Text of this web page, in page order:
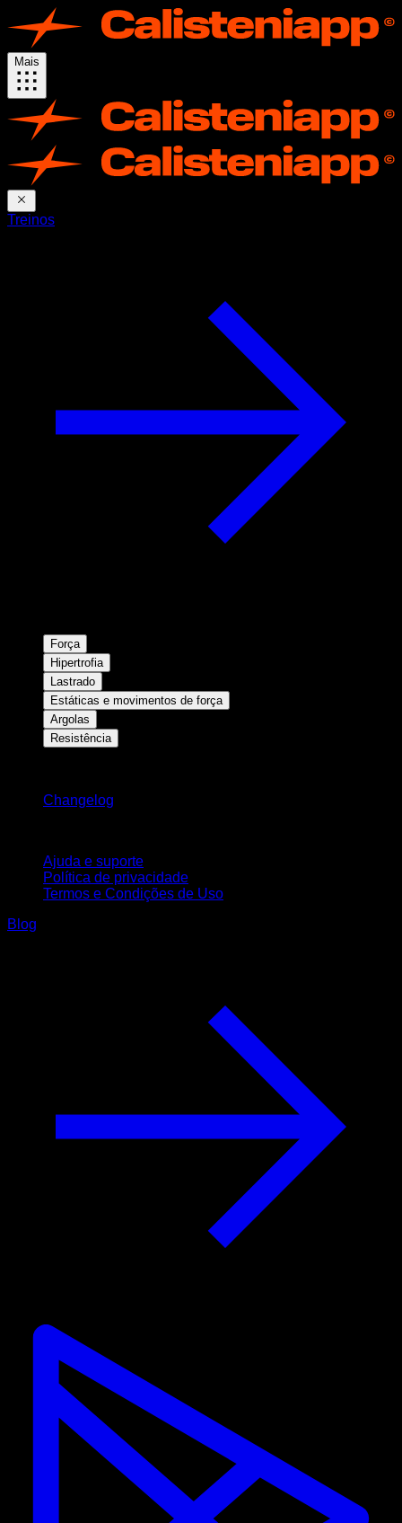
Mais
Treinos
Força
Hipertrofia
Lastrado
Estáticas e movimentos de força
Argolas
Resistência
Changelog
Ajuda e suporte
Política de privacidade
Termos e Condições de Uso
Blog